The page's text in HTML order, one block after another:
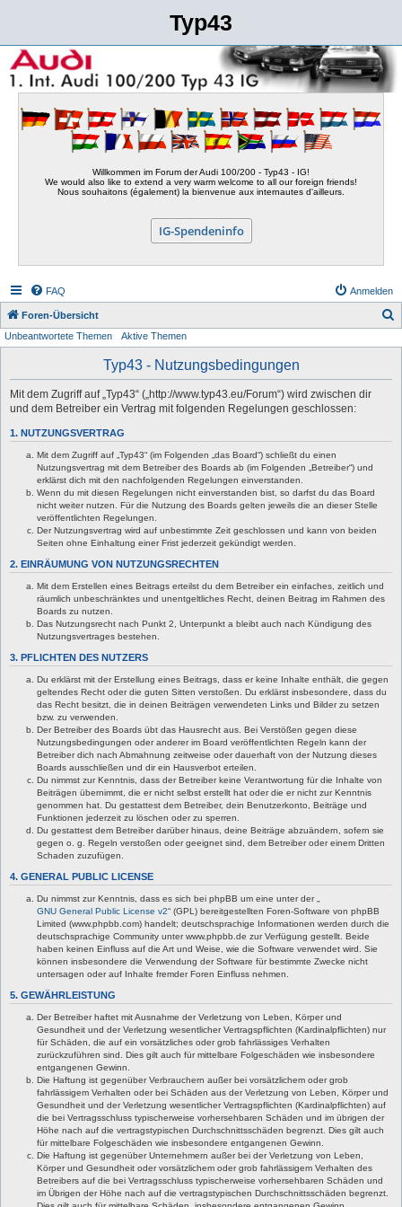
Typ43
Willkommen im Forum der Audi 100/200 - Typ43 - IG!
We would also like to extend a very warm welcome to all our foreign friends!
Nous souhaitons (également) la bienvenue aux internautes d'ailleurs.
IG-Spendeninfo
FAQ Anmelden
Foren-Übersicht
Unbeantwortete Themen Aktive Themen
Typ43 - Nutzungsbedingungen
Mit dem Zugriff auf „Typ43“ („http://www.typ43.eu/Forum“) wird zwischen dir
und dem Betreiber ein Vertrag mit folgenden Regelungen geschlossen:
1. NUTZUNGSVERTRAG
Mit dem Zugriff auf „Typ43“ (im Folgenden „das Board“) schließt du einen
Nutzungsvertrag mit dem Betreiber des Boards ab (im Folgenden „Betreiber“) und
erklärst dich mit den nachfolgenden Regelungen einverstanden.
Wenn du mit diesen Regelungen nicht einverstanden bist, so darfst du das Board
nicht weiter nutzen. Für die Nutzung des Boards gelten jeweils die an dieser Stelle
veröffentlichten Regelungen.
Der Nutzungsvertrag wird auf unbestimmte Zeit geschlossen und kann von beiden
Seiten ohne Einhaltung einer Frist jederzeit gekündigt werden.
2. EINRÄUMUNG VON NUTZUNGSRECHTEN
Mit dem Erstellen eines Beitrags erteilst du dem Betreiber ein einfaches, zeitlich und
räumlich unbeschränktes und unentgeltliches Recht, deinen Beitrag im Rahmen des
Boards zu nutzen.
Das Nutzungsrecht nach Punkt 2, Unterpunkt a bleibt auch nach Kündigung des
Nutzungsvertrages bestehen.
3. PFLICHTEN DES NUTZERS
Du erklärst mit der Erstellung eines Beitrags, dass er keine Inhalte enthält, die gegen
geltendes Recht oder die guten Sitten verstoßen. Du erklärst insbesondere, dass du
das Recht besitzt, die in deinen Beiträgen verwendeten Links und Bilder zu setzen
bzw. zu verwenden.
Der Betreiber des Boards übt das Hausrecht aus. Bei Verstößen gegen diese
Nutzungsbedingungen oder anderer im Board veröffentlichten Regeln kann der
Betreiber dich nach Abmahnung zeitweise oder dauerhaft von der Nutzung dieses
Boards ausschließen und dir ein Hausverbot erteilen.
Du nimmst zur Kenntnis, dass der Betreiber keine Verantwortung für die Inhalte von
Beiträgen übernimmt, die er nicht selbst erstellt hat oder die er nicht zur Kenntnis
genommen hat. Du gestattest dem Betreiber, dein Benutzerkonto, Beiträge und
Funktionen jederzeit zu löschen oder zu sperren.
Du gestattest dem Betreiber darüber hinaus, deine Beiträge abzuändern, sofern sie
gegen o. g. Regeln verstoßen oder geeignet sind, dem Betreiber oder einem Dritten
Schaden zuzufügen.
4. GENERAL PUBLIC LICENSE
Du nimmst zur Kenntnis, dass es sich bei phpBB um eine unter der „
GNU General Public License v2“ (GPL) bereitgestellten Foren-Software von phpBB
Limited (www.phpbb.com) handelt; deutschsprachige Informationen werden durch die
deutschsprachige Community unter www.phpbb.de zur Verfügung gestellt. Beide
haben keinen Einfluss auf die Art und Weise, wie die Software verwendet wird. Sie
können insbesondere die Verwendung der Software für bestimmte Zwecke nicht
untersagen oder auf Inhalte fremder Foren Einfluss nehmen.
5. GEWÄHRLEISTUNG
Der Betreiber haftet mit Ausnahme der Verletzung von Leben, Körper und
Gesundheit und der Verletzung wesentlicher Vertragspflichten (Kardinalpflichten) nur
für Schäden, die auf ein vorsätzliches oder grob fahrlässiges Verhalten
zurückzuführen sind. Dies gilt auch für mittelbare Folgeschäden wie insbesondere
entgangenen Gewinn.
Die Haftung ist gegenüber Verbrauchern außer bei vorsätzlichem oder grob
fahrlässigem Verhalten oder bei Schäden aus der Verletzung von Leben, Körper und
Gesundheit und der Verletzung wesentlicher Vertragspflichten (Kardinalpflichten) auf
die bei Vertragsschluss typischerweise vorhersehbaren Schäden und im übrigen der
Höhe nach auf die vertragstypischen Durchschnittsschäden begrenzt. Dies gilt auch
für mittelbare Folgeschäden wie insbesondere entgangenen Gewinn.
Die Haftung ist gegenüber Unternehmern außer bei der Verletzung von Leben,
Körper und Gesundheit oder vorsätzlichem oder grob fahrlässigem Verhalten des
Betreibers auf die bei Vertragsschluss typischerweise vorhersehbaren Schäden und
im Übrigen der Höhe nach auf die vertragstypischen Durchschnittsschäden begrenzt.